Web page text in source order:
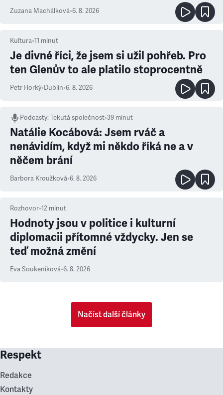
Zuzana Machálková•6. 8. 2026
Kultura•11 minut
Je divné říci, že jsem si užil pohřeb. Pro
ten Glenův to ale platilo stoprocentně
Petr Horký•Dublin•6. 8. 2026
Podcasty:Tekutá společnost•39 minut
Natálie Kocábová: Jsem rváč a
nenávidím, když mi někdo říká ne a v
něčem brání
Barbora Kroužková•6. 8. 2026
Rozhovor•12 minut
Hodnoty jsou v politice i kulturní
diplomacii přítomné vždycky. Jen se
teď možná změní
Eva Soukeníková•6. 8. 2026
Načíst další články
Respekt
Redakce
Kontakty